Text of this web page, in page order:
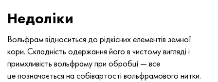
Недоліки
Вольфрам відноситься до рідкісних елементів земної
кори. Складність одержання його в чистому вигляді і
примхливість вольфраму при обробці — все
це позначається на собівартості вольфрамового нитки.